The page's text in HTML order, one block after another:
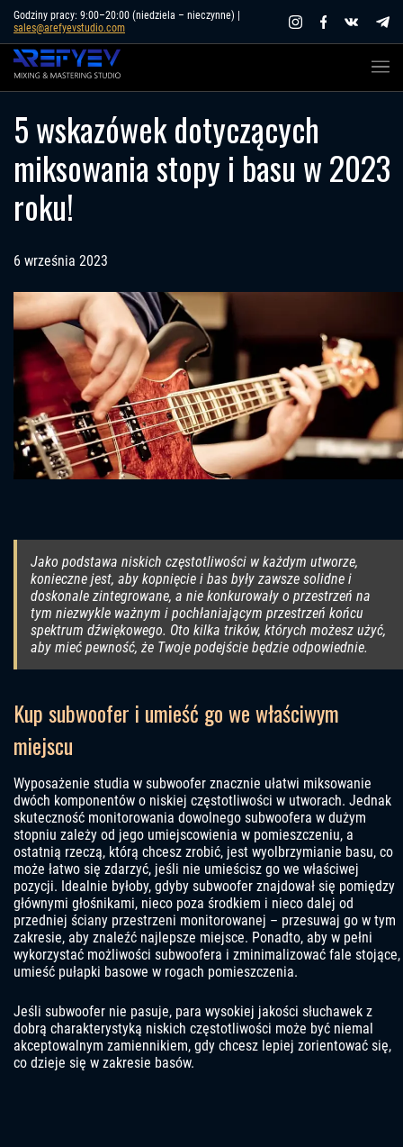
Skip
content
Godziny pracy: 9:00–20:00 (niedziela – nieczynne) |
sales@arefyevstudio.com
5 wskazówek dotyczących
miksowania stopy i basu w 2023
roku!
6 września 2023
Jako podstawa niskich częstotliwości w każdym utworze,
konieczne jest, aby kopnięcie i bas były zawsze solidne i
doskonale zintegrowane, a nie konkurowały o przestrzeń na
tym niezwykle ważnym i pochłaniającym przestrzeń końcu
spektrum dźwiękowego. Oto kilka trików, których możesz użyć,
aby mieć pewność, że Twoje podejście będzie odpowiednie.
Kup subwoofer i umieść go we właściwym
miejscu
Wyposażenie studia w subwoofer znacznie ułatwi miksowanie
dwóch komponentów o niskiej częstotliwości w utworach. Jednak
skuteczność monitorowania dowolnego subwoofera w dużym
stopniu zależy od jego umiejscowienia w pomieszczeniu, a
ostatnią rzeczą, którą chcesz zrobić, jest wyolbrzymianie basu, co
może łatwo się zdarzyć, jeśli nie umieścisz go we właściwej
pozycji. Idealnie byłoby, gdyby subwoofer znajdował się pomiędzy
głównymi głośnikami, nieco poza środkiem i nieco dalej od
przedniej ściany przestrzeni monitorowanej – przesuwaj go w tym
zakresie, aby znaleźć najlepsze miejsce. Ponadto, aby w pełni
wykorzystać możliwości subwoofera i zminimalizować fale stojące,
umieść pułapki basowe w rogach pomieszczenia.
Jeśli subwoofer nie pasuje, para wysokiej jakości słuchawek z
dobrą charakterystyką niskich częstotliwości może być niemal
akceptowalnym zamiennikiem, gdy chcesz lepiej zorientować się,
co dzieje się w zakresie basów.